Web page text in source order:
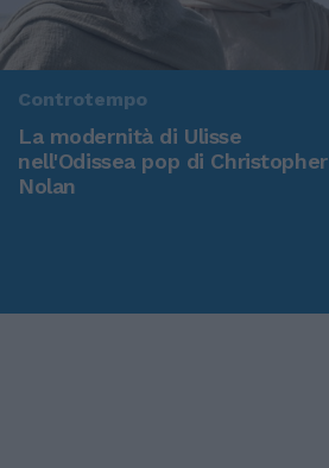
Controtempo
La modernità di Ulisse
nell'Odissea pop di Christopher
Nolan